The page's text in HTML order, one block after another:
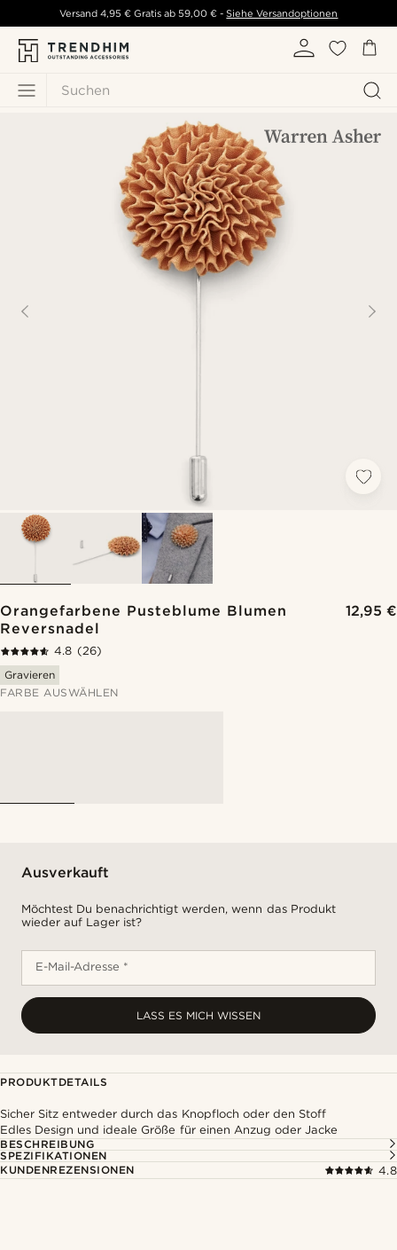
Suchen
Versand 4,95 € Gratis ab 59,00 € - Siehe Versandoptionen
Orangefarbene Pusteblume Blumen
Reversnadel
12,95 €
4.8 (26)
Gravieren
FARBE AUSWÄHLEN
Ausverkauft
Möchtest Du benachrichtigt werden, wenn das Produkt
wieder auf Lager ist?
E-Mail-Adresse *
LASS ES MICH WISSEN
PRODUKTDETAILS
Sicher Sitz entweder durch das Knopfloch oder den Stoff
Edles Design und ideale Größe für einen Anzug oder Jacke
BESCHREIBUNG
SPEZIFIKATIONEN
KUNDENREZENSIONEN
4.8